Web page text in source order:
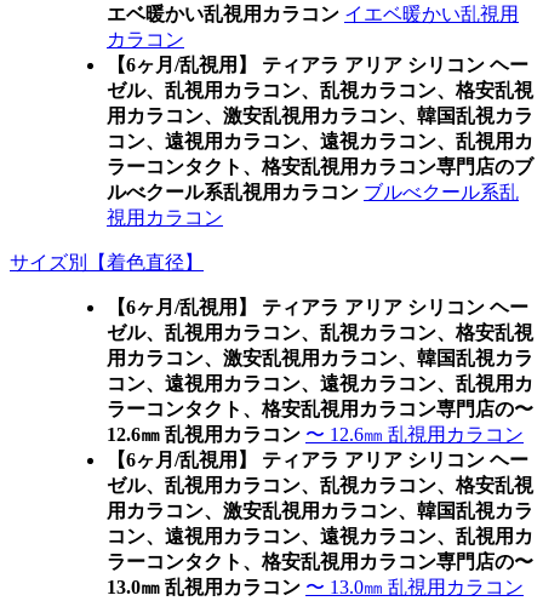
エベ暖かい乱視用カラコン イエベ暖かい乱視用
カラコン
【6ヶ月/乱視用】 ティアラ アリア シリコン ヘー
ゼル、乱視用カラコン、乱視カラコン、格安乱視
用カラコン、激安乱視用カラコン、韓国乱視カラ
コン、遠視用カラコン、遠視カラコン、乱視用カ
ラーコンタクト、格安乱視用カラコン専門店のブ
ルべクール系乱視用カラコン ブルべクール系乱
視用カラコン
サイズ別【着色直径】
【6ヶ月/乱視用】 ティアラ アリア シリコン ヘー
ゼル、乱視用カラコン、乱視カラコン、格安乱視
用カラコン、激安乱視用カラコン、韓国乱視カラ
コン、遠視用カラコン、遠視カラコン、乱視用カ
ラーコンタクト、格安乱視用カラコン専門店の〜
12.6㎜ 乱視用カラコン 〜 12.6㎜ 乱視用カラコン
【6ヶ月/乱視用】 ティアラ アリア シリコン ヘー
ゼル、乱視用カラコン、乱視カラコン、格安乱視
用カラコン、激安乱視用カラコン、韓国乱視カラ
コン、遠視用カラコン、遠視カラコン、乱視用カ
ラーコンタクト、格安乱視用カラコン専門店の〜
13.0㎜ 乱視用カラコン 〜 13.0㎜ 乱視用カラコン